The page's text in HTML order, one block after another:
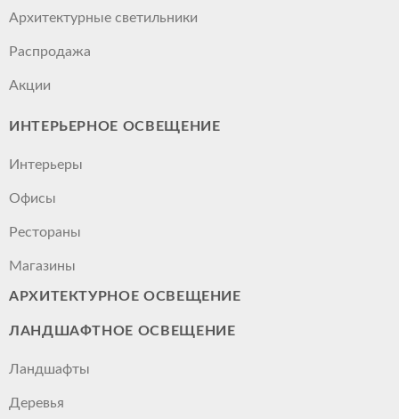
Архитектурные светильники
Распродажа
Акции
ИНТЕРЬЕРНОЕ ОСВЕЩЕНИЕ
Интерьеры
Офисы
Рестораны
Магазины
АРХИТЕКТУРНОЕ ОСВЕЩЕНИЕ
ЛАНДШАФТНОЕ ОСВЕЩЕНИЕ
Ландшафты
Деревья